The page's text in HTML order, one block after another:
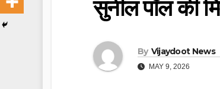
सुनील पॉल की
By Vijaydoot News
MAY 9, 2026